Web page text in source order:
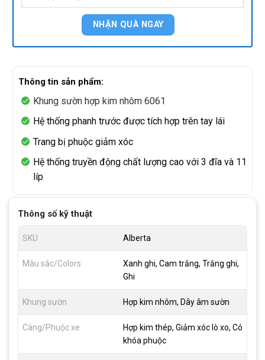
Thông tin sản phẩm:
Khung sườn hợp kim nhôm 6061
Hệ thống phanh trước được tích hợp trên tay lái
Trang bị phuộc giảm xóc
Hệ thống truyền động chất lượng cao với 3 đĩa và 11
líp
Thông số kỹ thuật
SKU Alberta
Màu sắc/Colors
Xanh ghi, Cam trắng, Trắng ghi,
Ghi
Khung sườn Hợp kim nhôm, Dây âm sườn
Càng/Phuộc xe
Hợp kim thép, Giảm xóc lò xo, Có
khóa phuộc